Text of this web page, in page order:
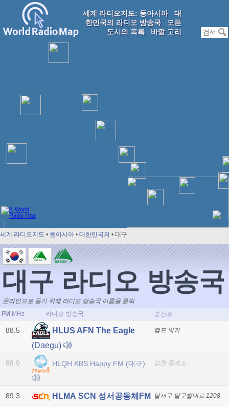
세계 라디오지도: 동아시아
대
한민국의 라디오 방송국
모든
도시의 목록
바깥 고리
세계 라디오지도 • 동아시아 • 대한민국의 • 대구
대구 라디오 방송국
온라인으로 듣기 위해 라디오 방송국 이름을 클릭
FM ,MHz 라디오 방송국 송신소
88.5
HLUS AFN The Eagle
(Daegu)
캠프 워커
88.9 HLQH KBS Happy FM (대구) 김천 중계소
89.3 HLMA SCN 성서공동체FM 달서구 달구벌대로 1208